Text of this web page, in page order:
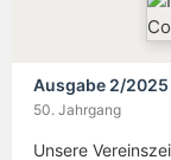
Ausgabe 2/2025
50. Jahrgang
Unsere